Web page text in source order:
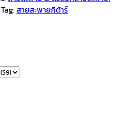
Tag:สายสะพายกีต้าร์